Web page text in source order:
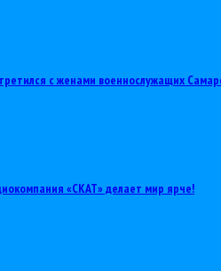
с женами военнослужащих
«СКАТ» делает мир ярче!